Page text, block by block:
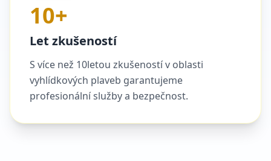
10+
Let zkušeností
S více než 10letou zkušeností v oblasti
vyhlídkových plaveb garantujeme
profesionální služby a bezpečnost.